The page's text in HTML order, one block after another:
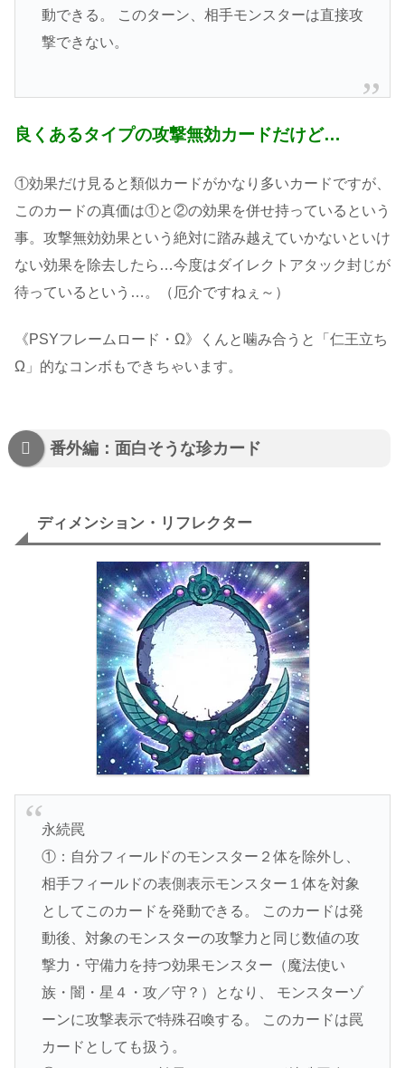
動できる。 このターン、相手モンスターは直接攻
撃できない。
良くあるタイプの攻撃無効カードだけど…
①効果だけ見ると類似カードがかなり多いカードですが、
このカードの真価は①と②の効果を併せ持っているという
事。攻撃無効効果という絶対に踏み越えていかないといけ
ない効果を除去したら…今度はダイレクトアタック封じが
待っているという…。（厄介ですねぇ～）
《PSYフレームロード・Ω》くんと噛み合うと「仁王立ち
Ω」的なコンボもできちゃいます。
番外編：面白そうな珍カード
ディメンション・リフレクター
永続罠
①：自分フィールドのモンスター２体を除外し、
相手フィールドの表側表示モンスター１体を対象
としてこのカードを発動できる。 このカードは発
動後、対象のモンスターの攻撃力と同じ数値の攻
撃力・守備力を持つ効果モンスター（魔法使い
族・闇・星４・攻／守？）となり、 モンスターゾ
ーンに攻撃表示で特殊召喚する。 このカードは罠
カードとしても扱う。